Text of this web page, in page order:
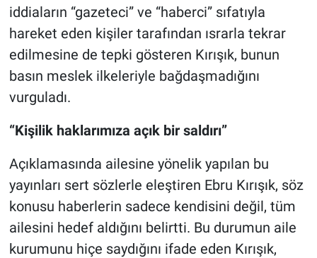
iddiaların “gazeteci” ve “haberci” sıfatıyla
hareket eden kişiler tarafından ısrarla tekrar
edilmesine de tepki gösteren Kırışık, bunun
basın meslek ilkeleriyle bağdaşmadığını
vurguladı.
“Kişilik haklarımıza açık bir saldırı”
Açıklamasında ailesine yönelik yapılan bu
yayınları sert sözlerle eleştiren Ebru Kırışık, söz
konusu haberlerin sadece kendisini değil, tüm
ailesini hedef aldığını belirtti. Bu durumun aile
kurumunu hiçe saydığını ifade eden Kırışık,